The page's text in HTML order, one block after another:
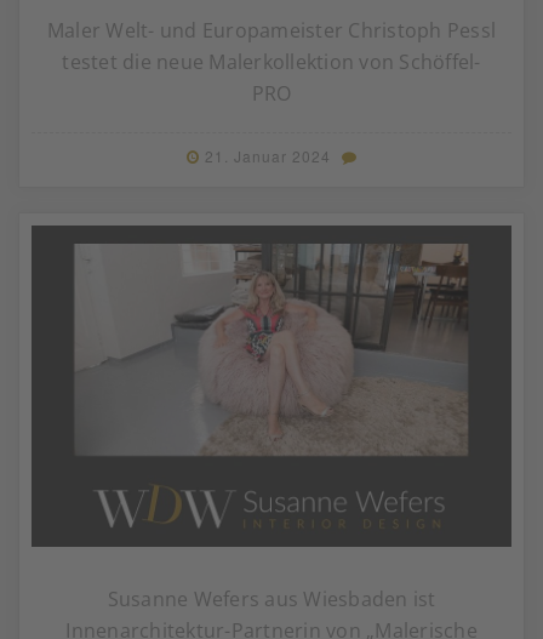
Maler Welt- und Europameister Christoph Pessl
testet die neue Malerkollektion von Schöffel-
PRO
21. Januar 2024
Susanne Wefers aus Wiesbaden ist
Innenarchitektur-Partnerin von „Malerische